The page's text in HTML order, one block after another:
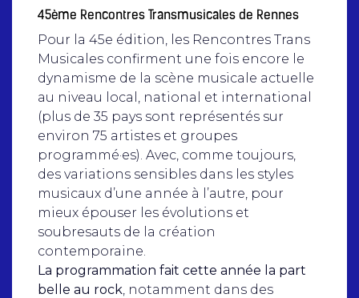
45ème Rencontres Transmusicales de Rennes
Pour la 45e édition, les Rencontres Trans
Musicales confirment une fois encore le
dynamisme de la scène musicale actuelle
au niveau local, national et international
(plus de 35 pays sont représentés sur
environ 75 artistes et groupes
programmé·es). Avec, comme toujours,
des variations sensibles dans les styles
musicaux d’une année à l’autre, pour
mieux épouser les évolutions et
soubresauts de la création
contemporaine.
La programmation fait cette année la part
belle au rock, notamment dans des